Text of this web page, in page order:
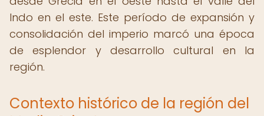
Indo en el este. Este período de expansión y
consolidación del imperio marcó una época
de esplendor y desarrollo cultural en la
región.
Contexto histórico de la región del